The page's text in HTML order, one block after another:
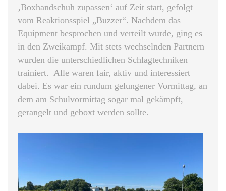
‚Boxhandschuh zupassen‘ auf Zeit statt, gefolgt
vom Reaktionsspiel „Buzzer“. Nachdem das
Equipment besprochen und verteilt wurde, ging es
in den Zweikampf. Mit stets wechselnden Partnern
wurden die unterschiedlichen Schlagtechniken
trainiert. Alle waren fair, aktiv und interessiert
dabei. Es war ein rundum gelungener Vormittag, an
dem am Schulvormittag sogar mal gekämpft,
gerangelt und geboxt werden sollte.